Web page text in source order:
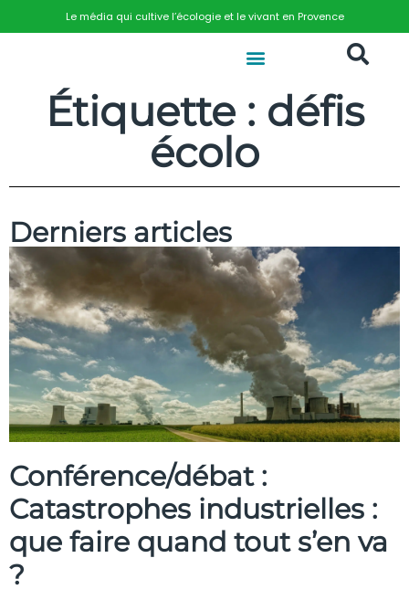
Le média qui cultive l’écologie et le vivant en Provence
Étiquette : défis
écolo
Derniers articles
Conférence/débat :
Catastrophes industrielles :
que faire quand tout s’en va
?